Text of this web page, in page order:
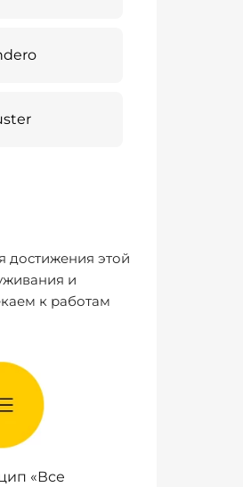
достижения этой
и
к работам
«Все